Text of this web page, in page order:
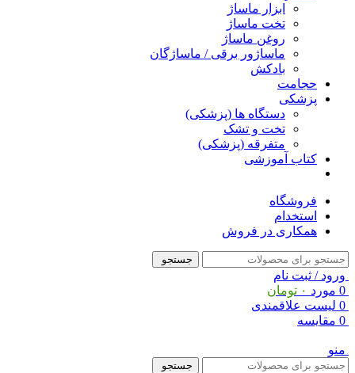
ابزار ماساژ
تخت ماساژ
روغن ماساژ
ماساژور برقی / ماساژگان
بادکش
حجامت
پزشکی
دستگاه ها (پزشکی)
تخت و تشک
متفرقه (پزشکی)
کتاب آموزشی
فروشگاه
استخدام
همکاری در فروش
جستجو
ورود / ثبت نام
0 مورد ۰ تومان
0 لیست علاقمندی
0 مقایسه
منو
جستجو